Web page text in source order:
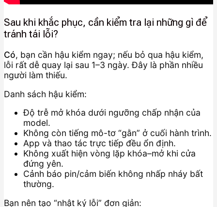
Sau khi khắc phục, cần kiểm tra lại những gì để
tránh tái lỗi?
Có, bạn cần hậu kiểm ngay; nếu bỏ qua hậu kiểm,
lỗi rất dễ quay lại sau 1–3 ngày. Đây là phần nhiều
người làm thiếu.
Danh sách hậu kiểm:
Độ trễ mở khóa dưới ngưỡng chấp nhận của
model.
Không còn tiếng mô-tơ “gằn” ở cuối hành trình.
App và thao tác trực tiếp đều ổn định.
Không xuất hiện vòng lặp khóa–mở khi cửa
đứng yên.
Cảnh báo pin/cảm biến không nhấp nháy bất
thường.
Bạn nên tạo “nhật ký lỗi” đơn giản: